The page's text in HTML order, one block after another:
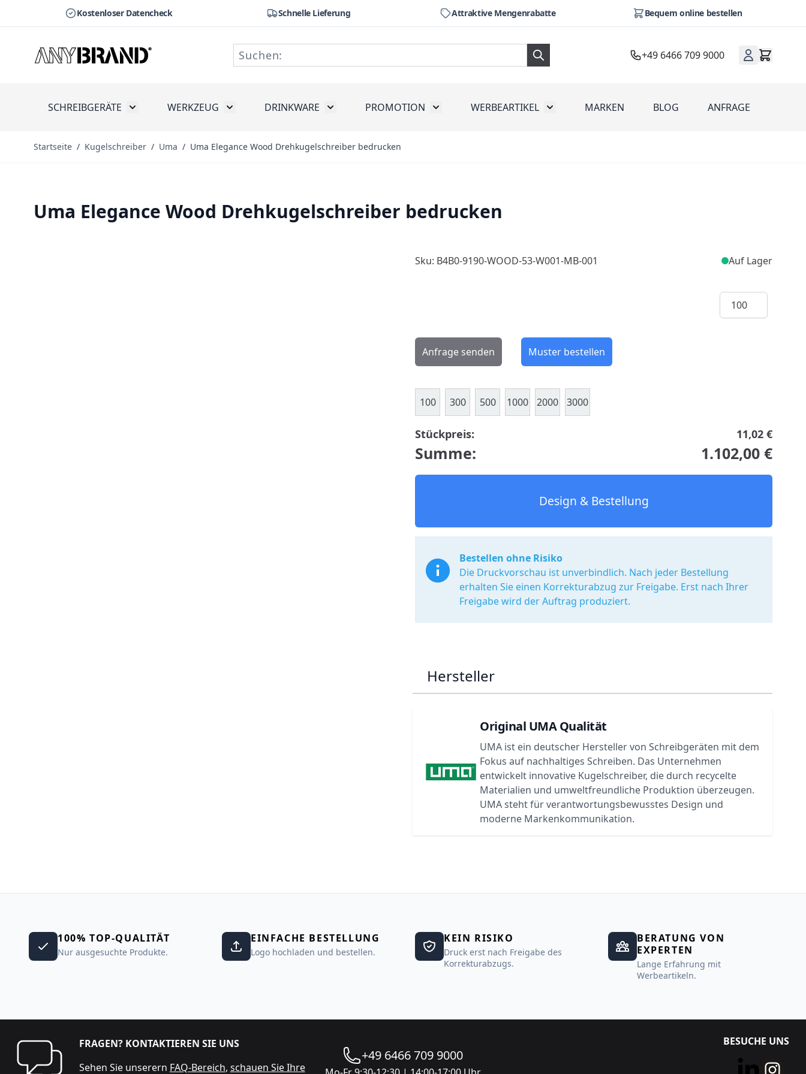
Kostenloser Datencheck Schnelle Lieferung Attraktive Mengenrabatte Bequem online bestellen
+49 6466 709 9000
SCHREIBGERÄTE Toggle submenu for Schreibgeräte
WERKZEUG Toggle submenu for Werkzeug
DRINKWARE Toggle submenu for Drinkware
PROMOTION Toggle submenu for Promotion
WERBEARTIKEL Toggle submenu for Werbeartikel
MARKEN BLOG ANFRAGE
Startseite / Kugelschreiber / Uma / Uma Elegance Wood Drehkugelschreiber bedrucken
Uma Elegance Wood Drehkugelschreiber bedrucken
Sku: B4B0-9190-WOOD-53-W001-MB-001 Auf Lager
Menge
Anfrage senden Muster bestellen
100 300 500 1000 2000 3000
Stückpreis: 11,02 €
Summe: 1.102,00 €
Design & Bestellung
Bestellen ohne Risiko
Die Druckvorschau ist unverbindlich. Nach jeder Bestellung
erhalten Sie einen Korrekturabzug zur Freigabe. Erst nach Ihrer
Freigabe wird der Auftrag produziert.
Hersteller
Original UMA Qualität
UMA ist ein deutscher Hersteller von Schreibgeräten mit dem
Fokus auf nachhaltiges Schreiben. Das Unternehmen
entwickelt innovative Kugelschreiber, die durch recycelte
Materialien und umweltfreundliche Produktion überzeugen.
UMA steht für verantwortungsbewusstes Design und
moderne Markenkommunikation.
100% TOP-QUALITÄT
Nur ausgesuchte Produkte.
EINFACHE BESTELLUNG
Logo hochladen und bestellen.
KEIN RISIKO
Druck erst nach Freigabe des
Korrekturabzugs.
BERATUNG VON
EXPERTEN
Lange Erfahrung mit
Werbeartikeln.
FRAGEN? KONTAKTIEREN SIE UNS
Sehen Sie unserern FAQ-Bereich, schauen Sie Ihre
+49 6466 709 9000
BESUCHE UNS